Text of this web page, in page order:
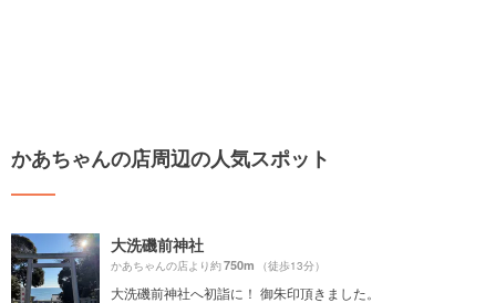
かあちゃんの店周辺の人気スポット
大洗磯前神社
かあちゃんの店より約750m （徒歩13分）
大洗磯前神社へ初詣に！ 御朱印頂きました。